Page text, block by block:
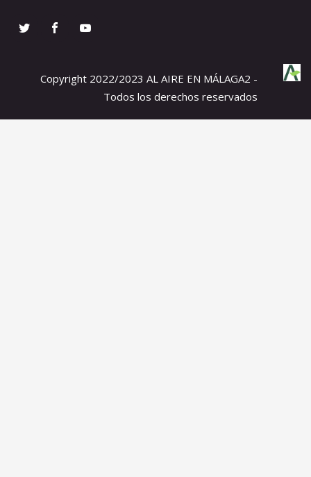
Copyright 2022/2023 AL AIRE EN MÁLAGA2 -
Todos los derechos reservados